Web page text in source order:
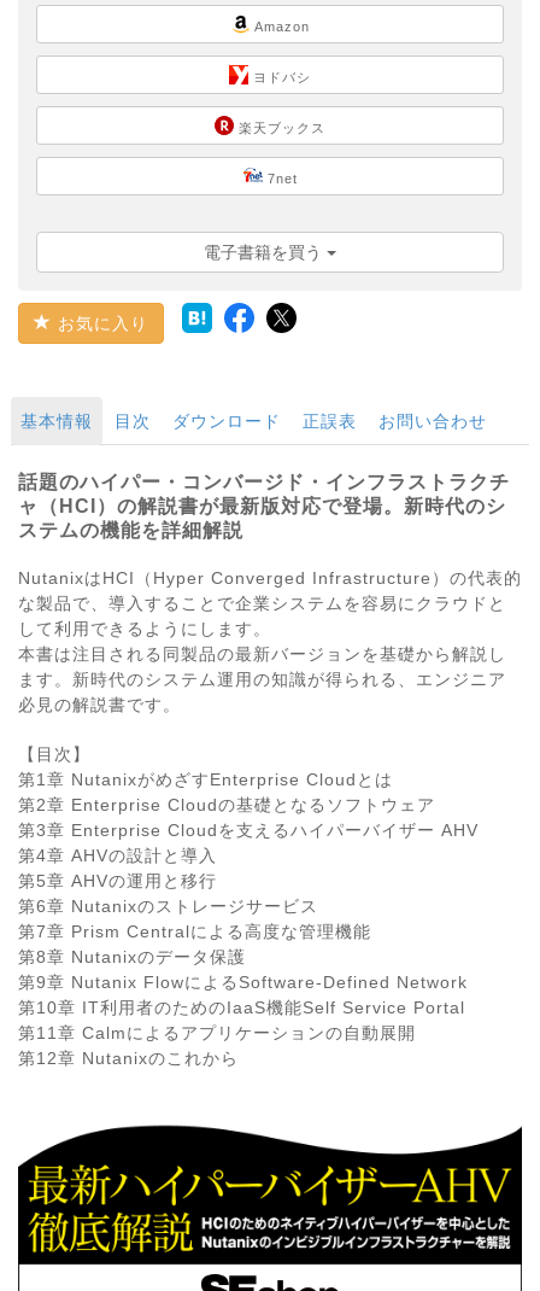
Amazon
ヨドバシ
楽天ブックス
7net
電子書籍を買う
お気に入り
基本情報 目次 ダウンロード 正誤表 お問い合わせ
話題のハイパー・コンバージド・インフラストラクチ
ャ（HCI）の解説書が最新版対応で登場。新時代のシ
ステムの機能を詳細解説
NutanixはHCI（Hyper Converged Infrastructure）の代表的
な製品で、導入することで企業システムを容易にクラウドと
して利用できるようにします。
本書は注目される同製品の最新バージョンを基礎から解説し
ます。新時代のシステム運用の知識が得られる、エンジニア
必見の解説書です。
【目次】
第1章 NutanixがめざすEnterprise Cloudとは
第2章 Enterprise Cloudの基礎となるソフトウェア
第3章 Enterprise Cloudを支えるハイパーバイザー AHV
第4章 AHVの設計と導入
第5章 AHVの運用と移行
第6章 Nutanixのストレージサービス
第7章 Prism Centralによる高度な管理機能
第8章 Nutanixのデータ保護
第9章 Nutanix FlowによるSoftware-Defined Network
第10章 IT利用者のためのIaaS機能Self Service Portal
第11章 Calmによるアプリケーションの自動展開
第12章 Nutanixのこれから